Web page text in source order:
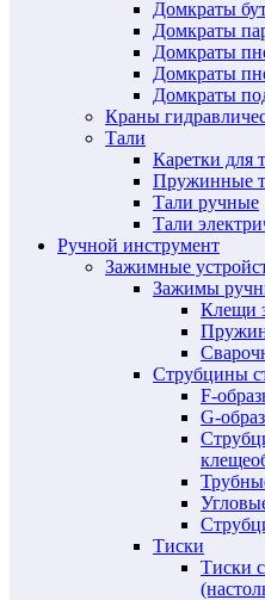
Домкраты
Домкраты
Домкраты
Домкраты
Домкраты
Краны
Тали
Каретки для
Пружинные
Тали ручные
Тали
Ручной инструмент
Зажимные
Зажимы
Клещи
Струбцины
F-
G-
Тиски
Тиски